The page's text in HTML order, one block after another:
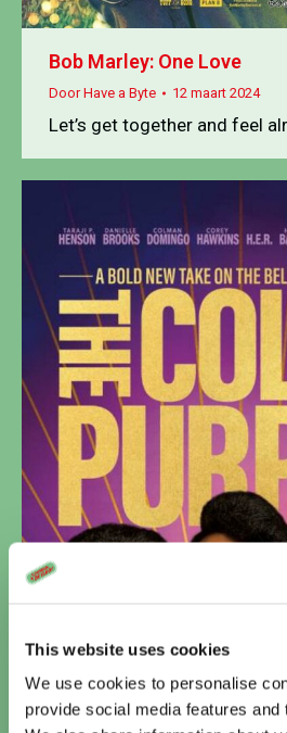
This website uses cookies
We use cookies to personalise
provide social media features and
Bob Marley: One Love
DoorHave a Byte 12 maart 2024
Let’s get together and feel